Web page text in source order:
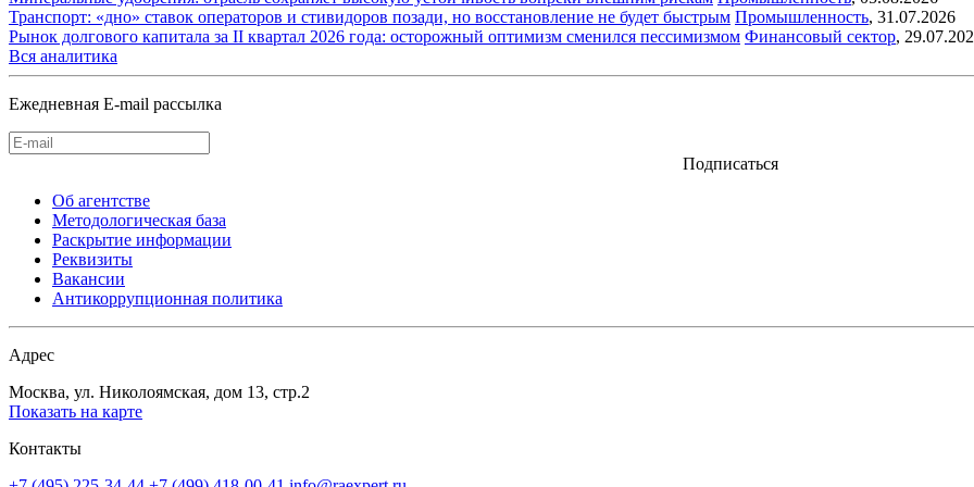
Транспорт: «дно» ставок операторов и стивидоров позади, но восстановление не будет быстрым Промышленность, 31.07.2026
Рынок долгового капитала за II квартал 2026 года: осторожный оптимизм сменился пессимизмом Финансовый сектор,
Вся аналитика
Ежедневная E-mail рассылка
Подписаться
Об агентстве
Методологическая база
Раскрытие информации
Реквизиты
Вакансии
Антикоррупционная политика
Адрес
Москва, ул. Николоямская, дом 13, стр.2
Показать на карте
Контакты